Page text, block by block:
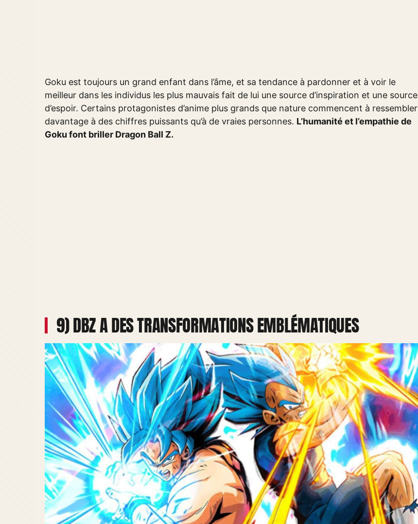
Goku est toujours un grand enfant dans l’âme, et sa tendance à pardonner et à voir le
meilleur dans les individus les plus mauvais fait de lui une source d’inspiration et une source
d’espoir. Certains protagonistes d’anime plus grands que nature commencent à ressembler
davantage à des chiffres puissants qu’à de vraies personnes. L’humanité et l’empathie de
Goku font briller Dragon Ball Z.
9) DBZ A DES TRANSFORMATIONS EMBLÉMATIQUES